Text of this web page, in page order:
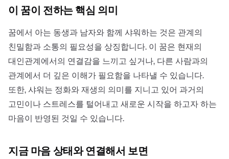
이 꿈이 전하는 핵심 의미
꿈에서 아는 동생과 남자와 함께 샤워하는 것은 관계의
친밀함과 소통의 필요성을 상징합니다. 이 꿈은 현재의
대인관계에서의 연결감을 느끼고 싶거나, 다른 사람과의
관계에서 더 깊은 이해가 필요함을 나타낼 수 있습니다.
또한, 샤워는 정화와 재생의 의미를 지니고 있어 과거의
고민이나 스트레스를 털어내고 새로운 시작을 하고자 하는
마음이 반영된 것일 수 있습니다.
지금 마음 상태와 연결해서 보면